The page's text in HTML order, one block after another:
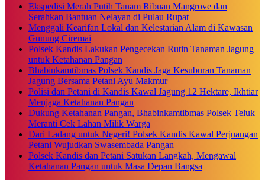
Ekspedisi Merah Putih Tanam Ribuan Mangrove dan
Serahkan Bantuan Nelayan di Pulau Rupat
Menggali Kearifan Lokal dan Kelestarian Alam di Kawasan
Gunung Ciremai
Polsek Kandis Lakukan Pengecekan Rutin Tanaman Jagung
untuk Ketahanan Pangan
Bhabinkamtibmas Polsek Kandis Jaga Kesuburan Tanaman
Jagung Bersama Petani Ayu Makmur
Polisi dan Petani di Kandis Kawal Jagung 12 Hektare, Ikhtiar
Menjaga Ketahanan Pangan
Dukung Ketahanan Pangan, Bhabinkamtibmas Polsek Teluk
Meranti Cek Lahan Milik Warga
Dari Ladang untuk Negeri! Polsek Kandis Kawal Perjuangan
Petani Wujudkan Swasembada Pangan
Polsek Kandis dan Petani Satukan Langkah, Mengawal
Ketahanan Pangan untuk Masa Depan Bangsa